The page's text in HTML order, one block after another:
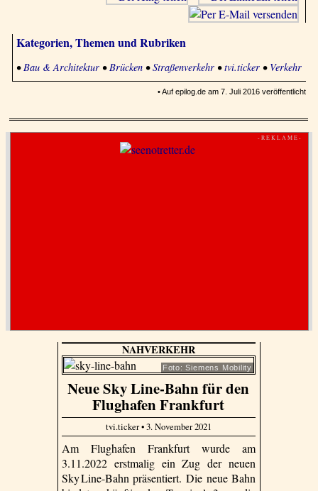
Kategorien, Themen und Rubriken
•Bau & Architektur•Brücken•Straßenverkehr•tvi.ticker• Verkehr
• Auf epilog.de am 7. Juli 2016 veröffentlicht
- R E K L A M E -
NAHVERKEHR
Foto: Siemens Mobility
Neue Sky Line-Bahn für den
Flughafen Frankfurt
tvi.ticker • 3. November 2021
Am Flughafen Frankfurt wurde am
3.11.2022 erstmalig ein Zug der neuen
Sky Line-Bahn präsentiert. Die neue Bahn